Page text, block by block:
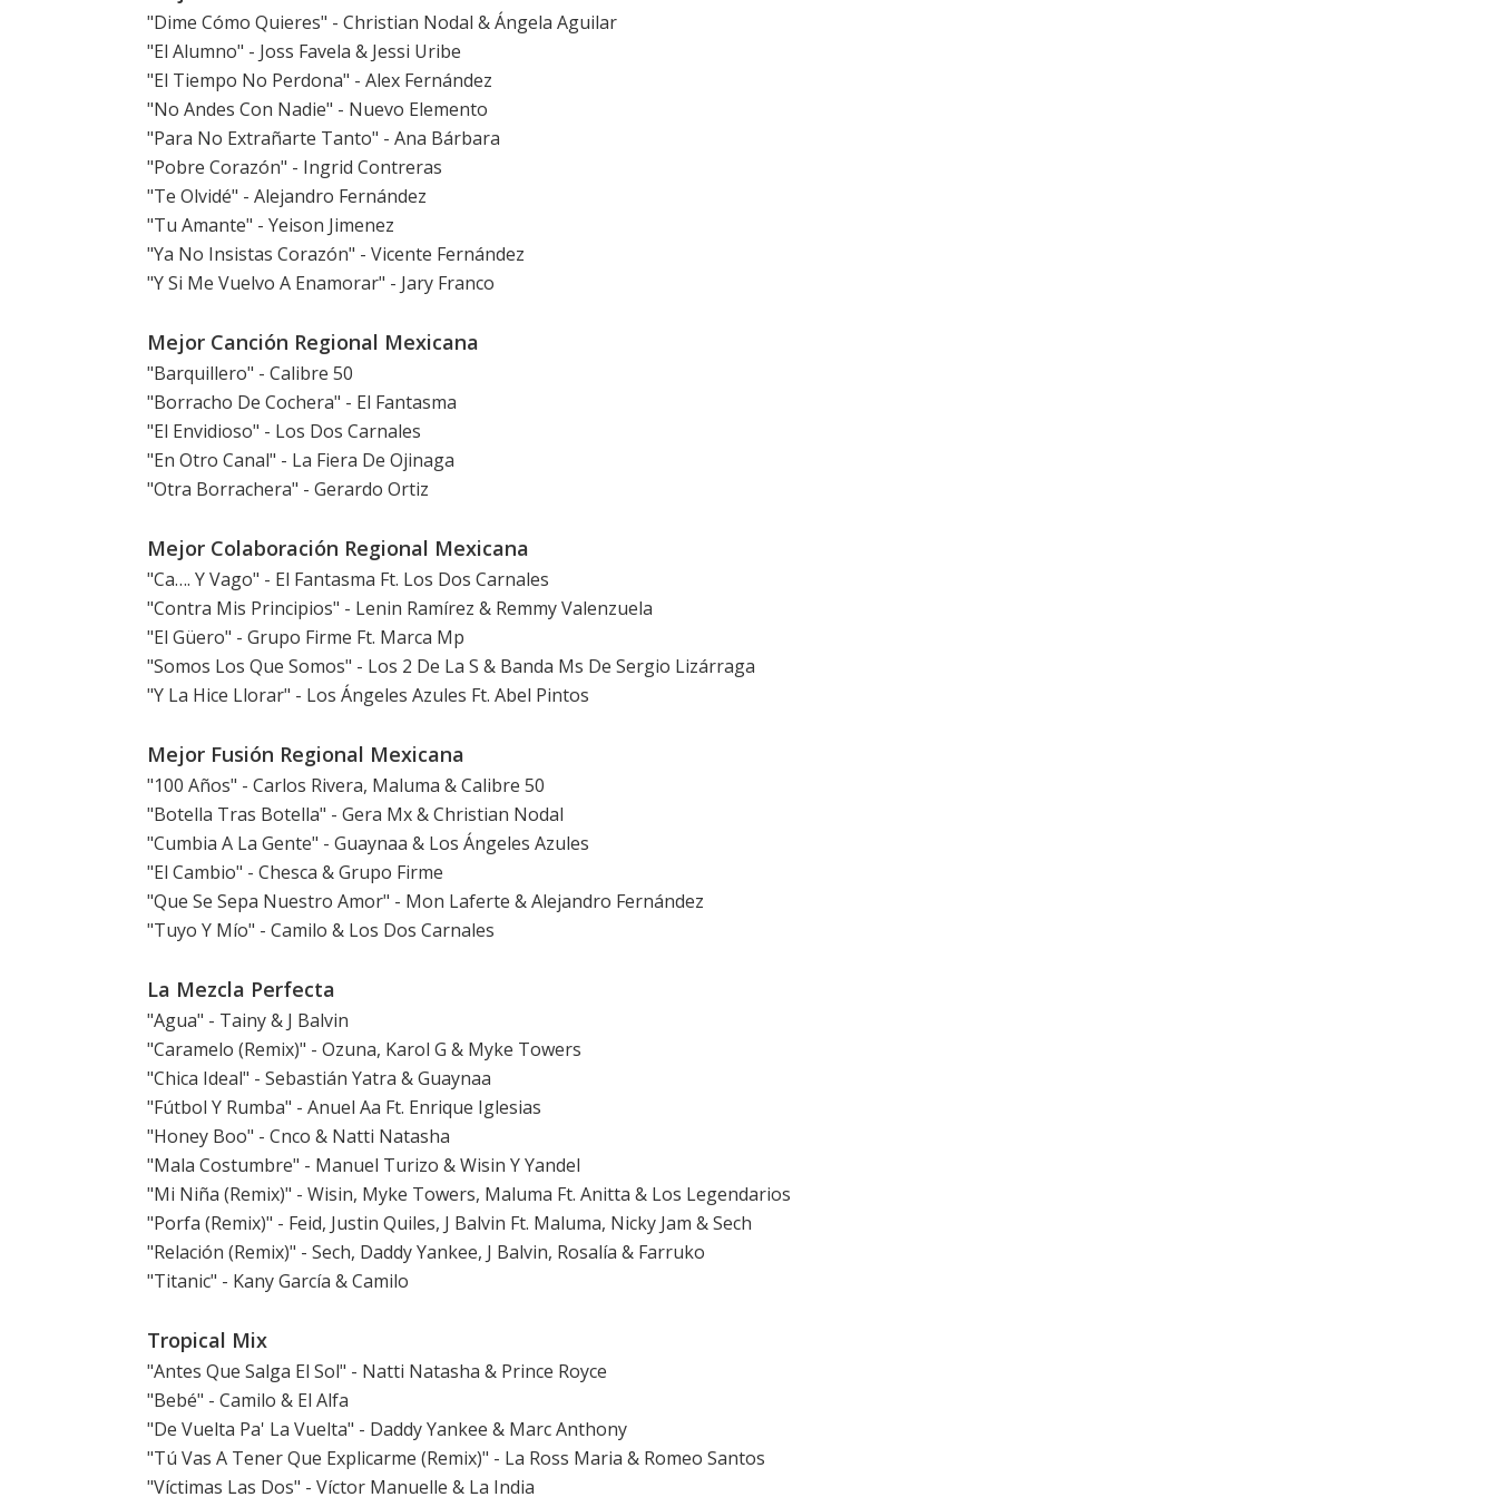
"Dime Cómo Quieres" - Christian Nodal & Ángela Aguilar
"El Alumno" - Joss Favela & Jessi Uribe
"El Tiempo No Perdona" - Alex Fernández
"No Andes Con Nadie" - Nuevo Elemento
"Para No Extrañarte Tanto" - Ana Bárbara
"Pobre Corazón" - Ingrid Contreras
"Te Olvidé" - Alejandro Fernández
"Tu Amante" - Yeison Jimenez
"Ya No Insistas Corazón" - Vicente Fernández
"Y Si Me Vuelvo A Enamorar" - Jary Franco
Mejor Canción Regional Mexicana
"Barquillero" - Calibre 50
"Borracho De Cochera" - El Fantasma
"El Envidioso" - Los Dos Carnales
"En Otro Canal" - La Fiera De Ojinaga
"Otra Borrachera" - Gerardo Ortiz
Mejor Colaboración Regional Mexicana
"Ca…. Y Vago" - El Fantasma Ft. Los Dos Carnales
"Contra Mis Principios" - Lenin Ramírez & Remmy Valenzuela
"El Güero" - Grupo Firme Ft. Marca Mp
"Somos Los Que Somos" - Los 2 De La S & Banda Ms De Sergio Lizárraga
"Y La Hice Llorar" - Los Ángeles Azules Ft. Abel Pintos
Mejor Fusión Regional Mexicana
"100 Años" - Carlos Rivera, Maluma & Calibre 50
"Botella Tras Botella" - Gera Mx & Christian Nodal
"Cumbia A La Gente" - Guaynaa & Los Ángeles Azules
"El Cambio" - Chesca & Grupo Firme
"Que Se Sepa Nuestro Amor" - Mon Laferte & Alejandro Fernández
"Tuyo Y Mío" - Camilo & Los Dos Carnales
La Mezcla Perfecta
"Agua" - Tainy & J Balvin
"Caramelo (Remix)" - Ozuna, Karol G & Myke Towers
"Chica Ideal" - Sebastián Yatra & Guaynaa
"Fútbol Y Rumba" - Anuel Aa Ft. Enrique Iglesias
"Honey Boo" - Cnco & Natti Natasha
"Mala Costumbre" - Manuel Turizo & Wisin Y Yandel
"Mi Niña (Remix)" - Wisin, Myke Towers, Maluma Ft. Anitta & Los Legendarios
"Porfa (Remix)" - Feid, Justin Quiles, J Balvin Ft. Maluma, Nicky Jam & Sech
"Relación (Remix)" - Sech, Daddy Yankee, J Balvin, Rosalía & Farruko
"Titanic" - Kany García & Camilo
Tropical Mix
"Antes Que Salga El Sol" - Natti Natasha & Prince Royce
"Bebé" - Camilo & El Alfa
"De Vuelta Pa' La Vuelta" - Daddy Yankee & Marc Anthony
"Tú Vas A Tener Que Explicarme (Remix)" - La Ross Maria & Romeo Santos
"Víctimas Las Dos" - Víctor Manuelle & La India